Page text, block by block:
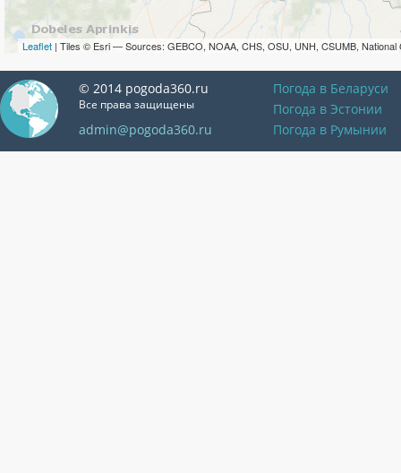
Leaflet | Tiles © Esri — Sources: GEBCO, NOAA, CHS, OSU, UNH, CSUMB, National
© 2014 pogoda360.ru
Все права защищены
admin@pogoda360.ru
Погода в Беларуси
Погода в Эстонии
Погода в Румынии